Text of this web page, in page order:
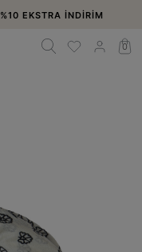
EKSTRA İNDİRİM
0